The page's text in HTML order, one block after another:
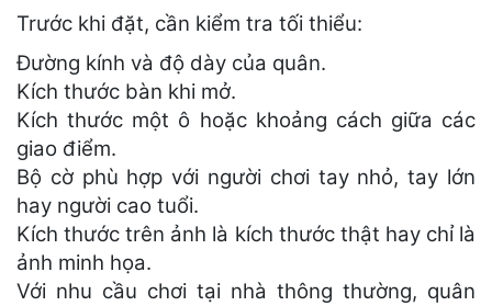
Trước khi đặt, cần kiểm tra tối thiểu:
Đường kính và độ dày của quân.
Kích thước bàn khi mở.
Kích thước một ô hoặc khoảng cách giữa các
giao điểm.
Bộ cờ phù hợp với người chơi tay nhỏ, tay lớn
hay người cao tuổi.
Kích thước trên ảnh là kích thước thật hay chỉ là
ảnh minh họa.
Với nhu cầu chơi tại nhà thông thường, quân